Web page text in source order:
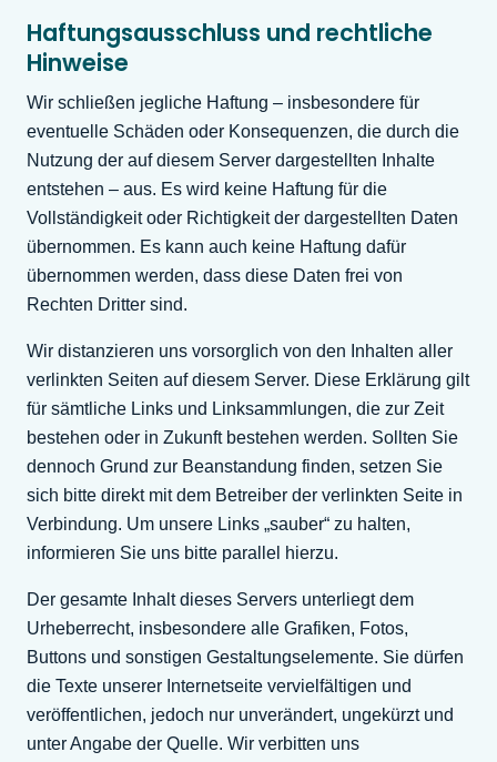
Haftungsausschluss und rechtliche
Hinweise
Wir schließen jegliche Haftung – insbesondere für
eventuelle Schäden oder Konsequenzen, die durch die
Nutzung der auf diesem Server dargestellten Inhalte
entstehen – aus. Es wird keine Haftung für die
Vollständigkeit oder Richtigkeit der dargestellten Daten
übernommen. Es kann auch keine Haftung dafür
übernommen werden, dass diese Daten frei von
Rechten Dritter sind.
Wir distanzieren uns vorsorglich von den Inhalten aller
verlinkten Seiten auf diesem Server. Diese Erklärung gilt
für sämtliche Links und Linksammlungen, die zur Zeit
bestehen oder in Zukunft bestehen werden. Sollten Sie
dennoch Grund zur Beanstandung finden, setzen Sie
sich bitte direkt mit dem Betreiber der verlinkten Seite in
Verbindung. Um unsere Links „sauber“ zu halten,
informieren Sie uns bitte parallel hierzu.
Der gesamte Inhalt dieses Servers unterliegt dem
Urheberrecht, insbesondere alle Grafiken, Fotos,
Buttons und sonstigen Gestaltungselemente. Sie dürfen
die Texte unserer Internetseite vervielfältigen und
veröffentlichen, jedoch nur unverändert, ungekürzt und
unter Angabe der Quelle. Wir verbitten uns